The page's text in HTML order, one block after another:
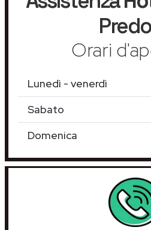
Orari
Lunedì - venerdì
Sabato
Domenica